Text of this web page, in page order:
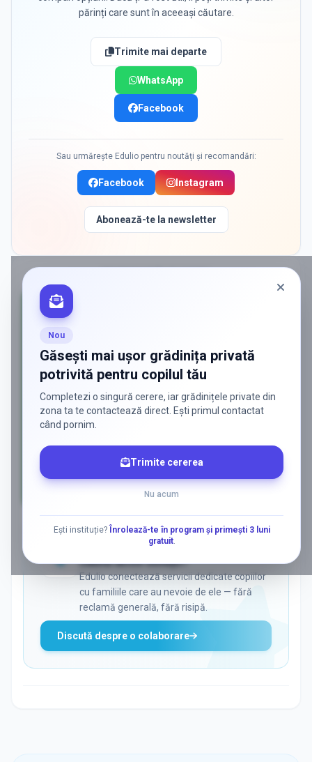
părinți care sunt în aceeași căutare.
Trimite mai departe
WhatsApp
Facebook
Sau urmărește Edulio pentru noutăți și recomandări:
Facebook Instagram
Abonează-te la newsletter
Nou
Găsești mai ușor grădinița privată
potrivită pentru copilul tău
Completezi o singură cerere, iar grădinițele private din
zona ta te contactează direct. Ești primul contactat
când pornim.
Trimite cererea
Nu acum
Ești instituție?
Înrolează-te în program și primești 3 luni
gratuit.
Vrei să ajungi la părinții care
caută activ soluții?
Edulio conectează servicii dedicate copiilor
cu familiile care au nevoie de ele — fără
reclamă generală, fără risipă.
Discută despre o colaborare